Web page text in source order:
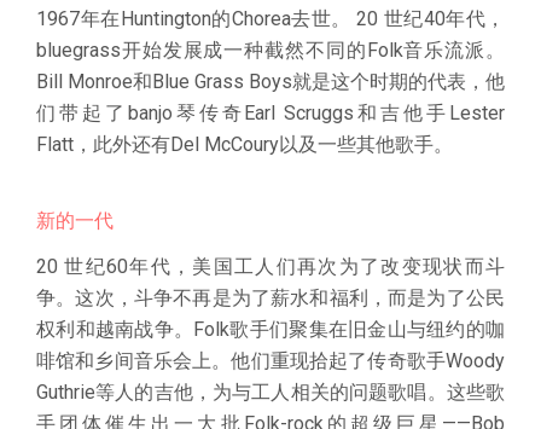
1967年在Huntington的Chorea去世。 20 世纪40年代，
bluegrass开始发展成一种截然不同的Folk音乐流派。
Bill Monroe和Blue Grass Boys就是这个时期的代表，他
们带起了banjo琴传奇Earl Scruggs和吉他手Lester
Flatt，此外还有Del McCoury以及一些其他歌手。
新的一代
20 世纪60年代，美国工人们再次为了改变现状而斗
争。这次，斗争不再是为了薪水和福利，而是为了公民
权利和越南战争。Folk歌手们聚集在旧金山与纽约的咖
啡馆和乡间音乐会上。他们重现拾起了传奇歌手Woody
Guthrie等人的吉他，为与工人相关的问题歌唱。这些歌
手团体催生出一大批Folk-rock的超级巨星——Bob